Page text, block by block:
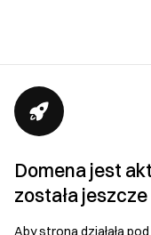
Domena jest
została
Aby strona działała